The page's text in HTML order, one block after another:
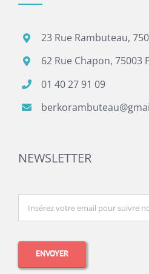
23 Rue Rambuteau,
62 Rue Chapon, 75003
01 40 27 91 09
NEWSLETTER